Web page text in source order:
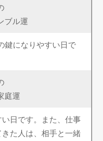
ブル運
鍵になりやすい日で
庭運
日です。また、仕事
た人は、相手と一緒